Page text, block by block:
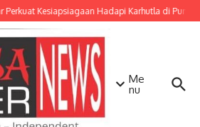
Kesiapsiagaan Hadapi Karhutla di
Me
nu